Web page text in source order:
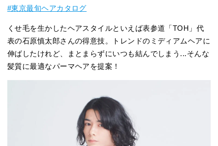
#東京最旬ヘアカタログ
くせ毛を生かしたヘアスタイルといえば表参道「TOH」代
表の石原慎太郎さんの得意技。トレンドのミディアムヘアに
伸ばしたけれど、まとまらずにいつも結んでしまう...そんな
髪質に最適なパーマヘアを提案！